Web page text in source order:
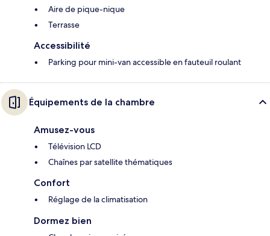
Aire de pique-nique
Terrasse
Accessibilité
Parking pour mini-van accessible en fauteuil roulant
Équipements de la chambre
Amusez-vous
Télévision LCD
Chaînes par satellite thématiques
Confort
Réglage de la climatisation
Dormez bien